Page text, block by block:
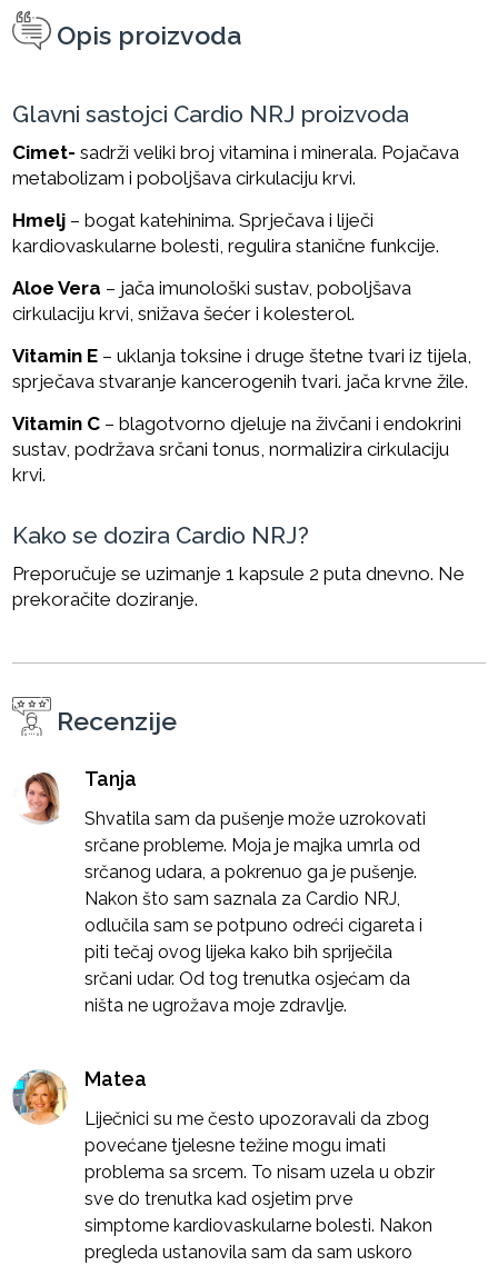
Opis proizvoda
Glavni sastojci Cardio NRJ proizvoda
Cimet- sadrži veliki broj vitamina i minerala. Pojačava
metabolizam i poboljšava cirkulaciju krvi.
Hmelj – bogat katehinima. Sprječava i liječi
kardiovaskularne bolesti, regulira stanične funkcije.
Aloe Vera – jača imunološki sustav, poboljšava
cirkulaciju krvi, snižava šećer i kolesterol.
Vitamin E – uklanja toksine i druge štetne tvari iz tijela,
sprječava stvaranje kancerogenih tvari. jača krvne žile.
Vitamin C – blagotvorno djeluje na živčani i endokrini
sustav, podržava srčani tonus, normalizira cirkulaciju
krvi.
Kako se dozira Cardio NRJ?
Preporučuje se uzimanje 1 kapsule 2 puta dnevno. Ne
prekoračite doziranje.
Recenzije
Tanja
Shvatila sam da pušenje može uzrokovati
srčane probleme. Moja je majka umrla od
srčanog udara, a pokrenuo ga je pušenje.
Nakon što sam saznala za Cardio NRJ,
odlučila sam se potpuno odreći cigareta i
piti tečaj ovog lijeka kako bih spriječila
srčani udar. Od tog trenutka osjećam da
ništa ne ugrožava moje zdravlje.
Matea
Liječnici su me često upozoravali da zbog
povećane tjelesne težine mogu imati
problema sa srcem. To nisam uzela u obzir
sve do trenutka kad osjetim prve
simptome kardiovaskularne bolesti. Nakon
pregleda ustanovila sam da sam uskoro